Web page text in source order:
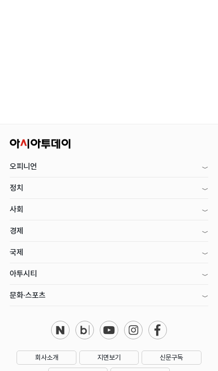
오피니언
정치
사회
경제
국제
아투시티
문화·스포츠
회사소개 지면보기 신문구독